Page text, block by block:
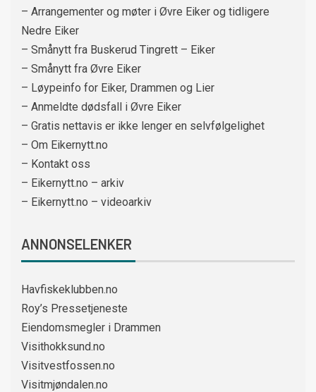
– Arrangementer og møter i Øvre Eiker og tidligere
Nedre Eiker
– Smånytt fra Buskerud Tingrett – Eiker
– Smånytt fra Øvre Eiker
– Løypeinfo for Eiker, Drammen og Lier
– Anmeldte dødsfall i Øvre Eiker
– Gratis nettavis er ikke lenger en selvfølgelighet
– Om Eikernytt.no
– Kontakt oss
– Eikernytt.no – arkiv
– Eikernytt.no – videoarkiv
ANNONSELENKER
Havfiskeklubben.no
Roy’s Pressetjeneste
Eiendomsmegler i Drammen
Visithokksund.no
Visitvestfossen.no
Visitmjøndalen.no